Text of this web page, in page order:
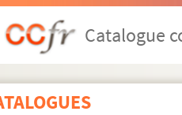
Catalogue